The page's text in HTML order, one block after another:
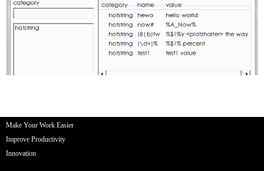
Make Your Work Easier
Improve Productivity
Innovation